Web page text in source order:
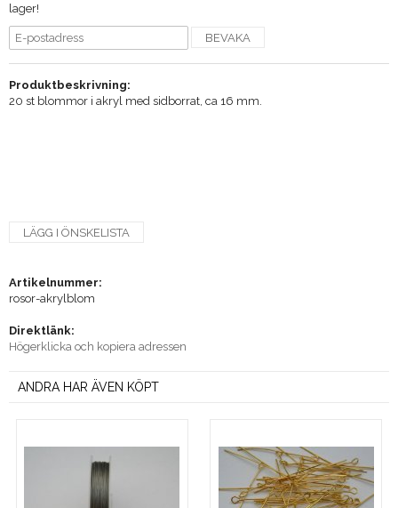
lager!
BEVAKA
Produktbeskrivning:
20 st blommor i akryl med sidborrat, ca 16 mm.
LÄGG I ÖNSKELISTA
Artikelnummer:
rosor-akrylblom
Direktlänk:
Högerklicka och kopiera adressen
ANDRA HAR ÄVEN KÖPT